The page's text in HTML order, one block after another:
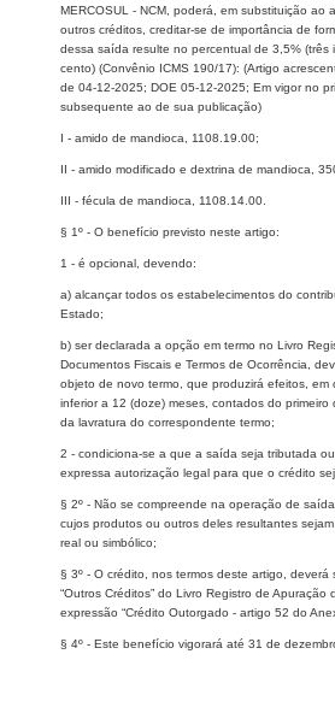
MERCOSUL - NCM, poderá, em substituição ao
outros créditos, creditar-se de importância de
dessa saída resulte no percentual de 3,5% (três
cento) (Convênio ICMS 190/17): (Artigo
de 04-12-2025; DOE 05​-12-2025; Em vigor no
subsequente ao de sua publicação)
I - amido de mandioca, 1108.19.00;
II - amido modificado e dextrina de mandioca,
III - fécula de mandioca, 1108.14.00.
§ 1º - O benefício previsto neste artigo:
1 - é opcional, devendo:
a) alcançar todos os estabelecimentos do
Estado;
b) ser declarada a opção em termo no Livro
Documentos Fiscais e Termos de Ocorrência,
objeto de novo termo, que produzirá efeitos, em
inferior a 12 (doze) meses, contados do
da lavratura do correspondente termo;
2 - condiciona-se a que a saída seja tributada
expressa autorização legal para que o crédito
§ 2º - Não se compreende na operação de
cujos produtos ou outros deles resultantes
real ou simbólico;
§ 3º - O crédito, nos termos deste artigo, deverá
“Outros Créditos” do Livro Registro de Apuração
expressão “Crédito Outorgado - artigo 52 do
§ 4º - Este benefício vigorará até 31 de